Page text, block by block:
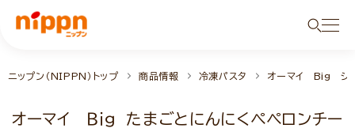
ニップン（NIPPN）トップ 商品情報 冷凍パスタ オーマイ Big シ
オーマイ Ｂｉｇ たまごとにんにくペペロンチー